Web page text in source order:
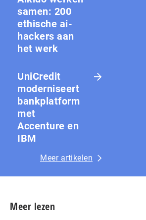
samen: 200
ethische ai-
hackers aan
het werk
UniCredit
moderniseert
bankplatform
met
Accenture en
IBM
Meer artikelen
Meer lezen